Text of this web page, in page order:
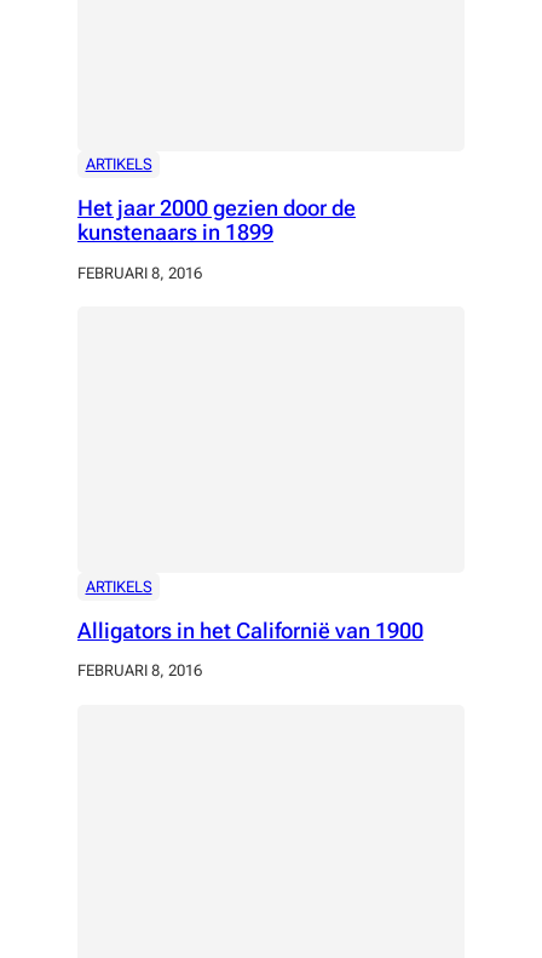
ARTIKELS
Het jaar 2000 gezien door de
kunstenaars in 1899
FEBRUARI 8, 2016
ARTIKELS
Alligators in het Californië van 1900
FEBRUARI 8, 2016